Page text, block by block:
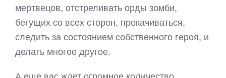
мертвецов, отстреливать орды зомби,
бегущих со всех сторон, прокачиваться,
следить за состоянием собственного героя, и
делать многое другое.